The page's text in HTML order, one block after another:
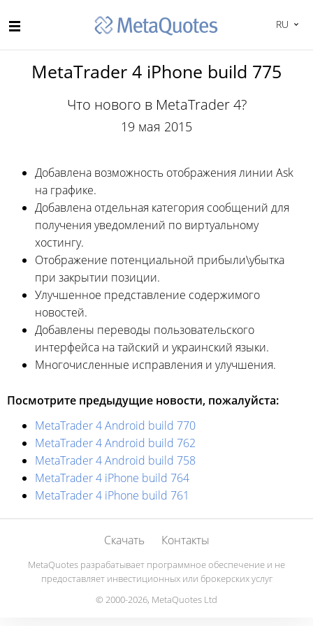
RU
MetaTrader 4 iPhone build 775
Что нового в MetaTrader 4?
19 мая 2015
Добавлена возможность отображения линии Ask
на графике.
Добавлена отдельная категория сообщений для
получения уведомлений по виртуальному
хостингу.
Отображение потенциальной прибыли\убытка
при закрытии позиции.
Улучшенное представление содержимого
новостей.
Добавлены переводы пользовательского
интерфейса на тайский и украинский языки.
Многочисленные исправления и улучшения.
Посмотрите предыдущие новости, пожалуйста:
MetaTrader 4 Android build 770
MetaTrader 4 Android build 762
MetaTrader 4 Android build 758
MetaTrader 4 iPhone build 764
MetaTrader 4 iPhone build 761
Скачать Контакты
MetaQuotes разрабатывает программное обеспечение и не
предоставляет инвестиционных или брокерских услуг
© 2000-2026, MetaQuotes Ltd